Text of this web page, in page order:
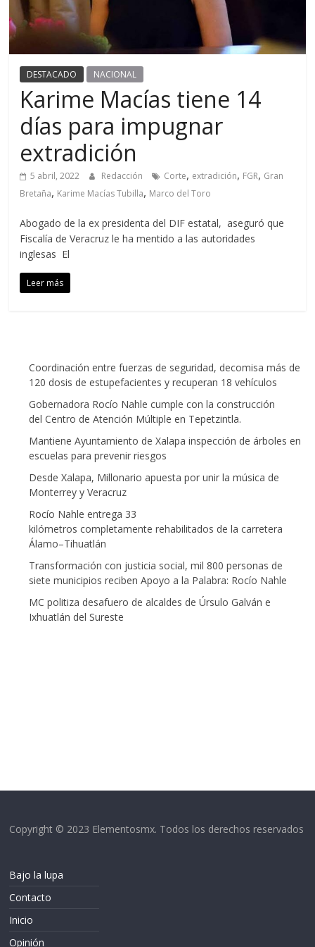
DESTACADO NACIONAL
Karime Macías tiene 14
días para impugnar
extradición
5 abril, 2022 Redacción Corte, extradición, FGR, Gran
Bretaña, Karime Macías Tubilla, Marco del Toro
Abogado de la ex presidenta del DIF estatal, aseguró que
Fiscalía de Veracruz le ha mentido a las autoridades
inglesas El
Leer más
Coordinación entre fuerzas de seguridad, decomisa más de
120 dosis de estupefacientes y recuperan 18 vehículos
Gobernadora Rocío Nahle cumple con la construcción
del Centro de Atención Múltiple en Tepetzintla.
Mantiene Ayuntamiento de Xalapa inspección de árboles en
escuelas para prevenir riesgos
Desde Xalapa, Millonario apuesta por unir la música de
Monterrey y Veracruz
Rocío Nahle entrega 33
kilómetros completamente rehabilitados de la carretera
Álamo–Tihuatlán
Transformación con justicia social, mil 800 personas de
siete municipios reciben Apoyo a la Palabra: Rocío Nahle
MC politiza desafuero de alcaldes de Úrsulo Galván e
Ixhuatlán del Sureste
Copyright © 2023 Elementosmx. Todos los derechos reservados
Bajo la lupa
Contacto
Inicio
Opinión